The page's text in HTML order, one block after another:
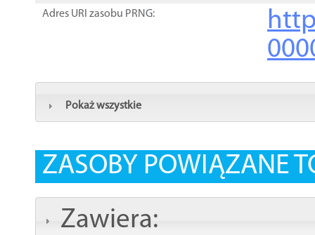
Adres URI zasobu PRNG:
Pokaż wszystkie
ZASOBY POWIĄZANE
Zawiera: